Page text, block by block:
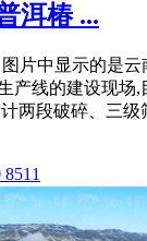
洱椿 ...
片中显示的是
产线的建设现场
两段破碎、三级